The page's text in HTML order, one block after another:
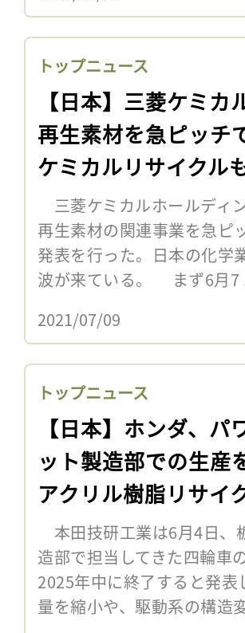
トップニュース
【日本】三菱ケミ
再生素材を急ピッチ
ケミカルリサイクル
三菱ケミカルホールディ
再生素材の関連事業を急ピ
発表を行った。日本の化学
波が来ている。 まず6月7
2021/07/09
トップニュース
【日本】ホンダ、
ット製造部での生産
アクリル樹脂リサイ
本田技研工業は6月4日、
造部で担当してきた四輪車
2025年中に終了すると発
量を縮小や、駆動系の構造